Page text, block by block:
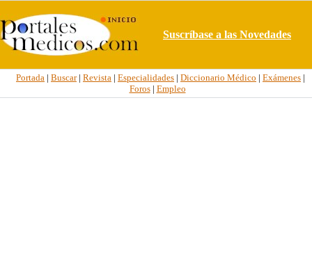
Suscríbase a las Novedades
Portada | Buscar| Revista | Especialidades | Diccionario Médico | Exámenes |
Foros| Empleo